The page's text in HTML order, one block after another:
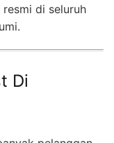
resmi di seluruh
Di